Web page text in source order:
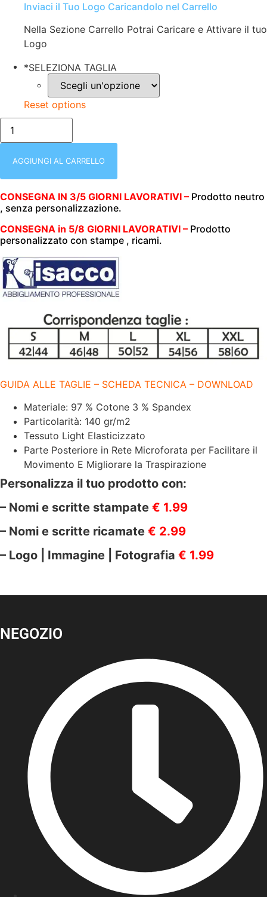
Inviaci il Tuo Logo Caricandolo nel Carrello
Nella Sezione Carrello Potrai Caricare e Attivare il tuo
Logo
*SELEZIONA TAGLIA
Reset options
GIACCA
UOMO
ERICKSON
BLACK
LIGHT
ELASTICIZZATA
|
RETE
POSTERIORE
MICROFORATA
|
MEZZA
MANICA
97%
GR/M2
058461M
quantità
AGGIUNGI AL CARRELLO
CONSEGNA IN 3/5 GIORNI LAVORATIVI – Prodotto neutro
, senza personalizzazione.
CONSEGNA in 5/8 GIORNI LAVORATIVI – Prodotto
personalizzato con stampe , ricami.
GUIDA ALLE TAGLIE – SCHEDA TECNICA – DOWNLOAD
Materiale: 97 % Cotone 3 % Spandex
Particolarità: 140 gr/m2
Tessuto Light Elasticizzato
Parte Posteriore in Rete Microforata per Facilitare il
Movimento E Migliorare la Traspirazione
Personalizza il tuo prodotto con:
– Nomi e scritte stampate € 1.99
– Nomi e scritte ricamate € 2.99
– Logo | Immagine | Fotografia € 1.99
NEGOZIO